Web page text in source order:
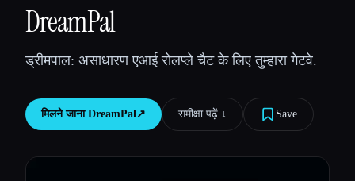
🎓
टूल्स की तुलना करें
DreamPal
ड्रीमपाल: असाधारण एआई रोलप्ले चैट के लिए तुम्हारा गेटवे.
मिलने जाना DreamPal↗︎ समीक्षा पढ़ें ↓︎ Save